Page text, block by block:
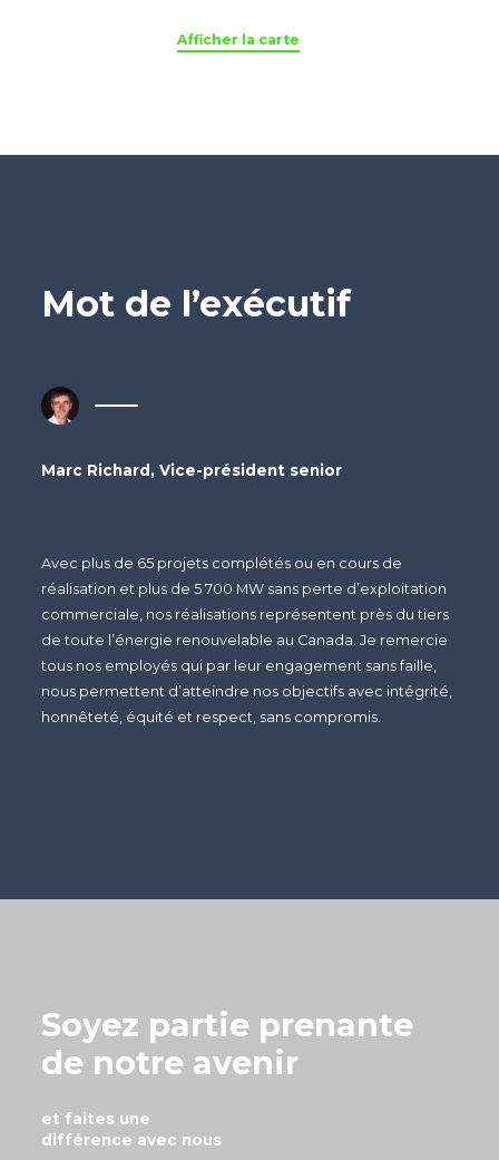
Afficher la carte
Mot de l’exécutif
Marc Richard, Vice-président senior
Avec plus de 65 projets complétés ou en cours de
réalisation et plus de 5 700 MW sans perte d’exploitation
commerciale, nos réalisations représentent près du tiers
de toute l’énergie renouvelable au Canada. Je remercie
tous nos employés qui par leur engagement sans faille,
nous permettent d’atteindre nos objectifs avec intégrité,
honnêteté, équité et respect, sans compromis.
Soyez partie prenante
de notre avenir
et faites une
différence avec nous